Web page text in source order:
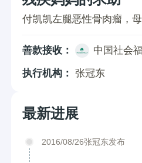
付凯凯左腿恶性骨肉瘤，
善款接收： 中国社会
执行机构： 张冠东
最新进展
2016/08/26张冠东发布